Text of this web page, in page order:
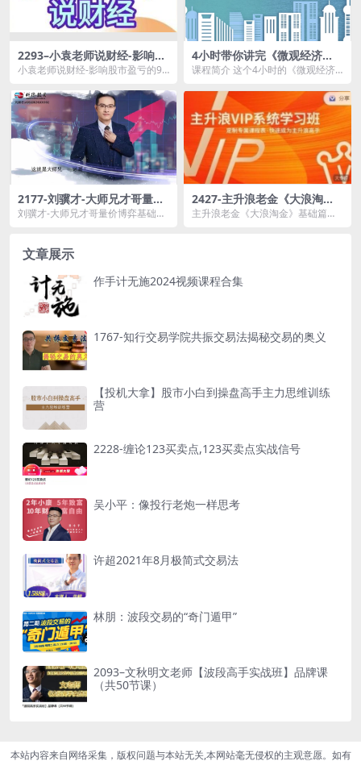
2293–小袁老师说财经-影响股
市盈亏的9个人性基本面人性
小袁老师说财经-影响股市盈亏的9
介： ...
4小时带你讲完《微观经济
学》
课程简介 这个4小时的《微观经济
基本概念和原理，包...
2177-刘骥才-大师兄才哥量价
博弈基础解密（初级）
刘骥才-大师兄才哥量价博弈基础解
2427-主升浪老金《大浪淘
金》基础篇，主升浪的思维及
主升浪老金《大浪淘金》基础篇，
文章展示
作手计无施2024视频课程合集
1767-知行交易学院共振交易法揭秘交易的奥义
【投机大拿】股市小白到操盘高手主力思维训练
营
2228-缠论123买卖点,123买卖点实战信号
吴小平：像投行老炮一样思考
许超2021年8月极简式交易法
林朋：波段交易的“奇门遁甲”
2093–文秋明文老师【波段高手实战班】品牌课
（共50节课）
本站内容来自网络采集，版权问题与本站无关,本网站毫无侵权的主观意愿。如有